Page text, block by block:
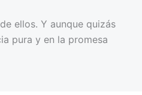
ellos. Y aunque quizás
pura y en la promesa